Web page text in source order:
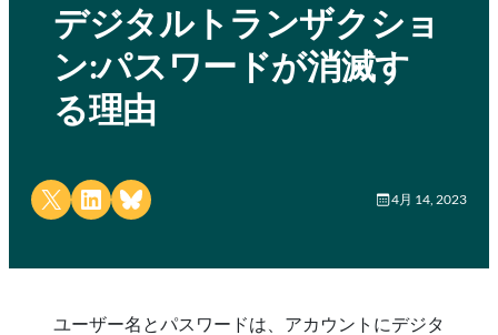
デジタルトランザクショ
ン:パスワードが消滅す
る理由
Share on X Share on LinkedIn
Share on Bluesky 4月 14, 2023
ユーザー名とパスワードは、アカウントにデジタ